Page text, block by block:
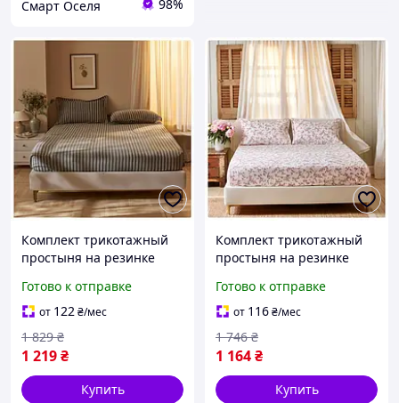
Смарт Оселя 98%
Комплект трикотажный
простыня на резинке
наволочками 50х70 см
для дома темно-серый
SQ-6960
Готово к отправке
от 122₴/мес
1 219₴
1 829 ₴
Купить
Комплект трикотажный
простыня на резинке
наволочками 50х70 см
для дома blossom SQ-6993
Готово к отправке
от 116₴/мес
1 164₴
1 746 ₴
Купить